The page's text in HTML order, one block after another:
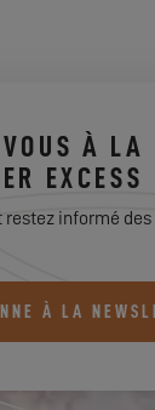
À LA
EXCESS
restez informé
À LA